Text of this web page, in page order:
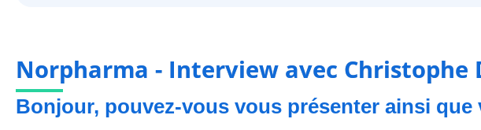
Norpharma - Interview avec Christophe
Bonjour, pouvez-vous vous présenter ainsi